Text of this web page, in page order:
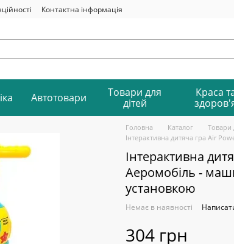
Контактна інформація
Автотовари
Товари для
дітей
Краса
Головна Каталог Товари
Інтерактивна дитяча гра Air
Інтерактивна
Аеромобіль -
установкою
Немає в наявності
304 грн